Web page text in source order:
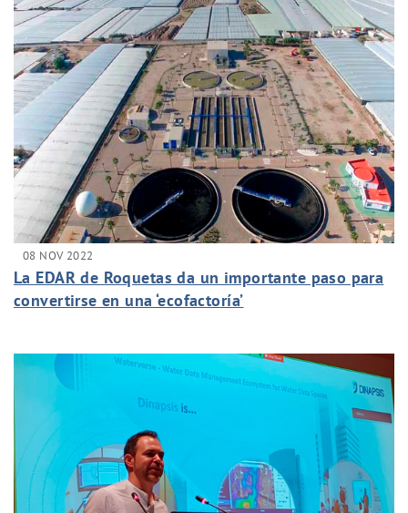
08 NOV 2022
La EDAR de Roquetas da un importante paso para
convertirse en una ‘ecofactoría’